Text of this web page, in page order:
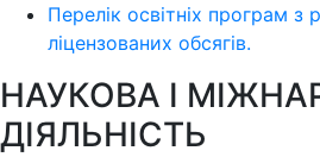
Перелік освітніх програм з
ліцензoваних oбсягів.
НАУКОВА І
ДІЯЛЬНІСТЬ